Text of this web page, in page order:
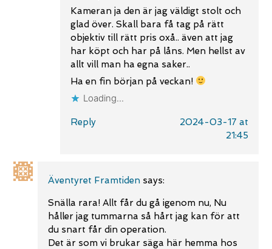
Kameran ja den är jag väldigt stolt och
glad över. Skall bara få tag på rätt
objektiv till rätt pris oxå.. även att jag
har köpt och har på låns. Men hellst av
allt vill man ha egna saker..
Ha en fin början på veckan!
Loading...
Reply
2024-03-17 at
21:45
Äventyret Framtiden says:
Snälla rara! Allt får du gå igenom nu, Nu
håller jag tummarna så hårt jag kan för att
du snart får din operation.
Det är som vi brukar säga här hemma hos